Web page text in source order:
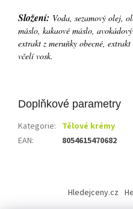
Složení: Voda, sezamový olej,
máslo, kakaové máslo,
extrakt z meruňky obecné,
včelí vosk.
Doplňkové parametry
Kategorie: Tělové krémy
EAN: 8054615470682
Hledejceny.cz